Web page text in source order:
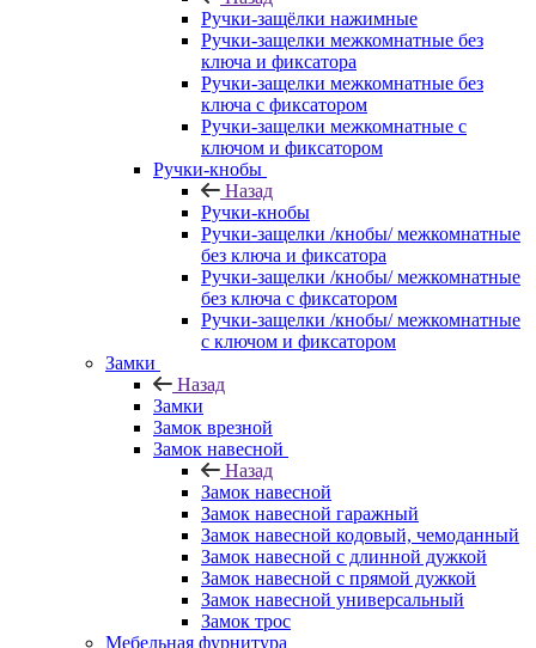
Ручки-защёлки нажимные
Ручки-защелки межкомнатные без
ключа и фиксатора
Ручки-защелки межкомнатные без
ключа с фиксатором
Ручки-защелки межкомнатные с
ключом и фиксатором
Ручки-кнобы
Назад
Ручки-кнобы
Ручки-защелки /кнобы/ межкомнатные
без ключа и фиксатора
Ручки-защелки /кнобы/ межкомнатные
без ключа с фиксатором
Ручки-защелки /кнобы/ межкомнатные
с ключом и фиксатором
Замки
Назад
Замки
Замок врезной
Замок навесной
Назад
Замок навесной
Замок навесной гаражный
Замок навесной кодовый, чемоданный
Замок навесной с длинной дужкой
Замок навесной с прямой дужкой
Замок навесной универсальный
Замок трос
Мебельная фурнитура